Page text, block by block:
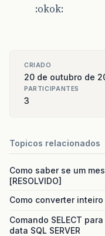
:okok:
CRIADO
20 de outubro de
PARTICIPANTES
3
Topicos relacionados
Como saber se um
[RESOLVIDO]
Como converter
Comando SELECT
data SQL SERVER